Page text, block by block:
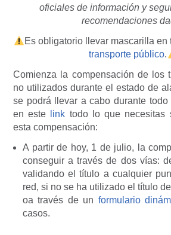
oficiales de información y
recomendaciones
Es obligatorio llevar mascarilla en
transporte público.
Comienza la compensación de los
no utilizados durante el estado de
se podrá llevar a cabo durante
en este
link todo lo que necesitas
esta compensación:
A partir de hoy, 1 de julio, la
conseguir a través de dos vías:
validando el título a cualquier
red, si no se ha utilizado el título
oa través de un formulario
casos.